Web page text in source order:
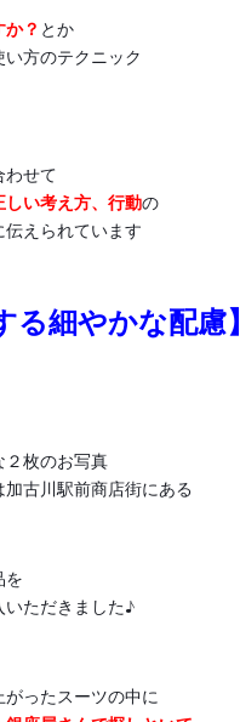
？ とか
方のテクニック
わせて
しい考え方、行動の
えられています
る細やかな配慮】
２枚のお写真
古川駅前商店街にある
を
ただきました♪
がったスーツの中に